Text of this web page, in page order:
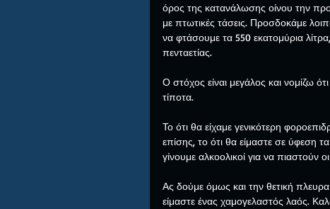
όρος της κατανάλωσης οίνου την
με πτωτικές τάσεις. Προσδοκάμε
να φτάσουμε τα 550 εκατομύρια
πενταετίας.
Ο στόχος είναι μεγάλος και νομίζω
τίποτα.
Το ότι θα είχαμε γενικότερη
επίσης, το ότι θα είμαστε σε ύφεση
γίνουμε αλκοολικοί για να πιαστούν
Ας δούμε όμως και την θετική
είμαστε ένας χαμογελαστός λαός.